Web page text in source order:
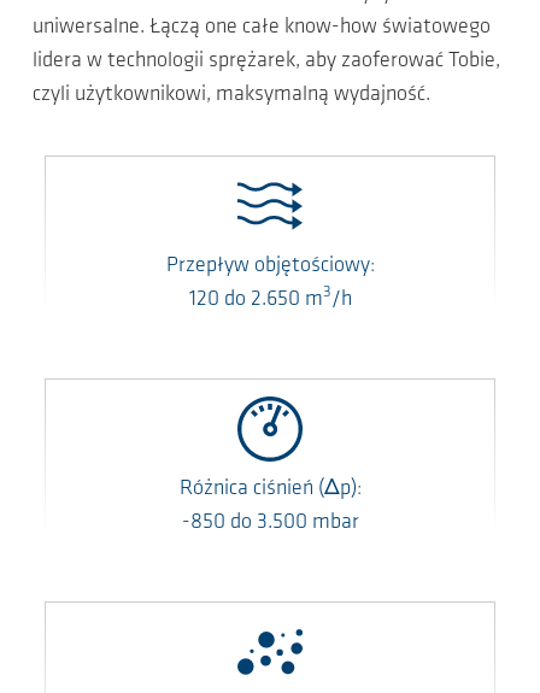
uniwersalne. Łączą one całe know-how światowego
lidera w technologii sprężarek, aby zaoferować Tobie,
czyli użytkownikowi, maksymalną wydajność.
Przepływ objętościowy:
120 do 2.650 m3/h
Różnica ciśnień (Δp):
-850 do 3.500 mbar